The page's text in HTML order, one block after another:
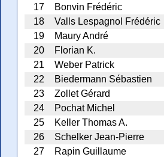
17
Bonvin Frédéric
18
Valls Lespagnol Frédéric
19
Maury André
20
Florian K.
21
Weber Patrick
22
Biedermann Sébastien
23
Zollet Gérard
24
Pochat Michel
25
Keller Thomas A.
26
Schelker Jean-Pierre
27
Rapin Guillaume